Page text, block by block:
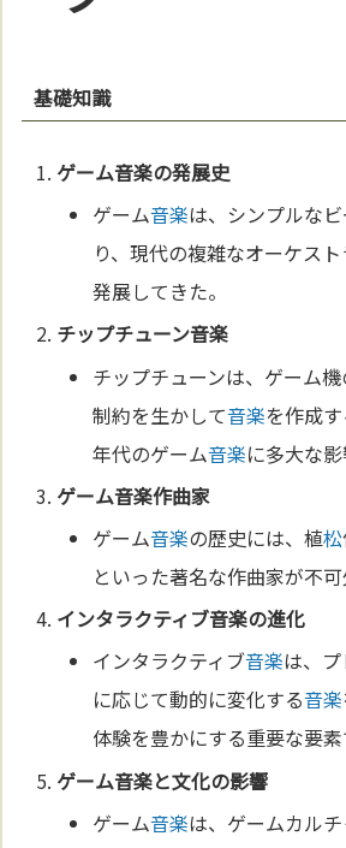
基礎知識
ゲーム音楽の発展史
ゲーム音楽は、シンプルな
り、現代の複雑なオーケス
発展してきた。
チップチューン音楽
チップチューンは、ゲーム機
制約を生かして音楽を作成
年代のゲーム音楽に多大な影
ゲーム音楽作曲家
ゲーム音楽の歴史には、植松
といった著名な作曲家が不可
インタラクティブ音楽の進化
インタラクティブ音楽は、
に応じて動的に変化する音楽
体験を豊かにする重要な要素
ゲーム音楽と文化の影響
ゲーム音楽は、ゲームカル